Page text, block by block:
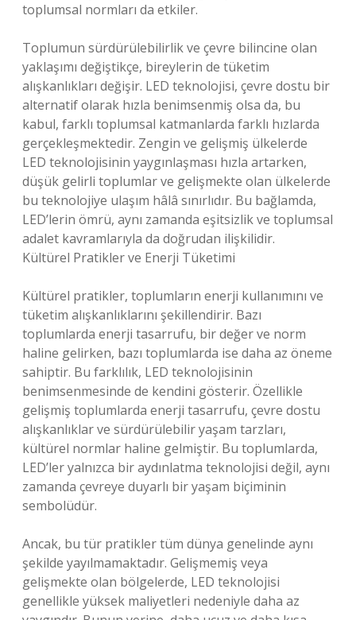
toplumsal normları da etkiler.
Toplumun sürdürülebilirlik ve çevre bilincine olan
yaklaşımı değiştikçe, bireylerin de tüketim
alışkanlıkları değişir. LED teknolojisi, çevre dostu bir
alternatif olarak hızla benimsenmiş olsa da, bu
kabul, farklı toplumsal katmanlarda farklı hızlarda
gerçekleşmektedir. Zengin ve gelişmiş ülkelerde
LED teknolojisinin yaygınlaşması hızla artarken,
düşük gelirli toplumlar ve gelişmekte olan ülkelerde
bu teknolojiye ulaşım hâlâ sınırlıdır. Bu bağlamda,
LED’lerin ömrü, aynı zamanda eşitsizlik ve toplumsal
adalet kavramlarıyla da doğrudan ilişkilidir.
Kültürel Pratikler ve Enerji Tüketimi
Kültürel pratikler, toplumların enerji kullanımını ve
tüketim alışkanlıklarını şekillendirir. Bazı
toplumlarda enerji tasarrufu, bir değer ve norm
haline gelirken, bazı toplumlarda ise daha az öneme
sahiptir. Bu farklılık, LED teknolojisinin
benimsenmesinde de kendini gösterir. Özellikle
gelişmiş toplumlarda enerji tasarrufu, çevre dostu
alışkanlıklar ve sürdürülebilir yaşam tarzları,
kültürel normlar haline gelmiştir. Bu toplumlarda,
LED’ler yalnızca bir aydınlatma teknolojisi değil, aynı
zamanda çevreye duyarlı bir yaşam biçiminin
sembolüdür.
Ancak, bu tür pratikler tüm dünya genelinde aynı
şekilde yayılmamaktadır. Gelişmemiş veya
gelişmekte olan bölgelerde, LED teknolojisi
genellikle yüksek maliyetleri nedeniyle daha az